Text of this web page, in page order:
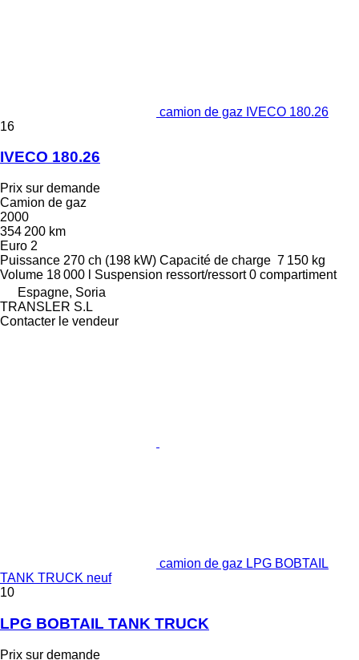
camion de gaz IVECO 180.26
16
IVECO 180.26
Prix sur demande
Camion de gaz
2000
354 200 km
Euro 2
Puissance 270 ch (198 kW) Capacité de charge 7 150 kg
Volume 18 000 l Suspension ressort/ressort 0 compartiment
Espagne, Soria
TRANSLER S.L
Contacter le vendeur
camion de gaz LPG BOBTAIL
TANK TRUCK neuf
10
LPG BOBTAIL TANK TRUCK
Prix sur demande